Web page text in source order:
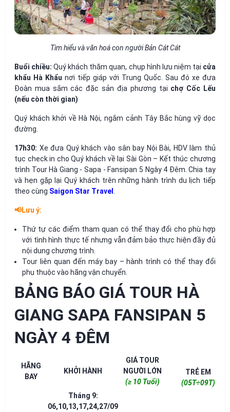
Tìm hiểu và văn hoá con người Bản Cát Cát
Buổi chiều:Quý khách thăm quan, chụp hình lưu niệm tại cửa
khẩu Hà Khẩu nơi tiếp giáp với Trung Quốc. Sau đó xe đưa
Đoàn mua sắm các đặc sản địa phương tại chợ Cốc Lếu
(nếu còn thời gian)
Quý khách khởi về Hà Nội, ngắm cảnh Tây Bắc hùng vỹ dọc
đường.
17h30: Xe đưa Quý khách vào sân bay Nội Bài, HDV làm thủ
tục check in cho Quý khách về lại Sài Gòn – Kết thúc chương
trình Tour Hà Giang - Sapa - Fansipan 5 Ngày 4 Đêm. Chia tay
và hẹn gặp lại Quý khách trên những hành trình du lịch tiếp
theo cùng Saigon Star Travel
📢Lưu ý:
Thứ tự các điểm tham quan có thể thay đổi cho phù hợp
với tình hình thực tế nhưng vẫn đảm bảo thực hiện đầy đủ
nội dung chương trình.
Tour liên quan đến máy bay – hành trình có thể thay đổi
phụ thuộc vào hãng vận chuyển.
BẢNG BÁO GIÁ TOUR HÀ
GIANG SAPA FANSIPAN 5
NGÀY 4 ĐÊM
HÃNG
BAY
KHỞI HÀNH
GIÁ TOUR
NGƯỜI LỚN
(≥ 10 Tuổi)
TRẺ EM
(05T÷09T)
Tháng 9:
06,10,13,17,24,27/09